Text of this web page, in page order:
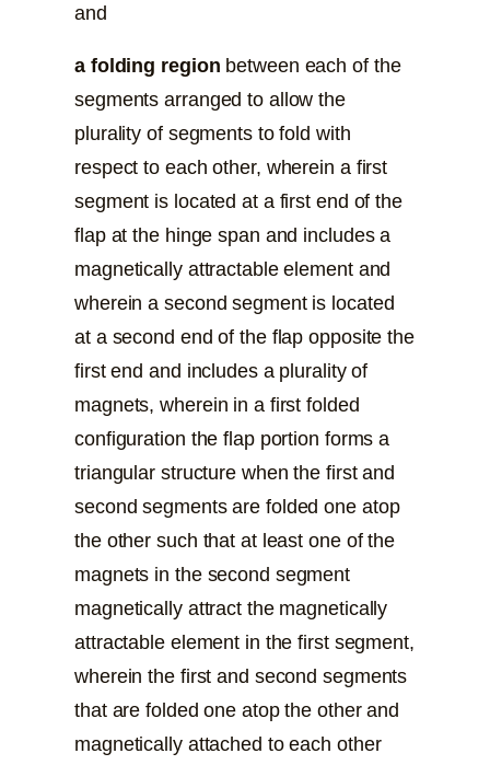
and
a folding region between each of the
segments arranged to allow the
plurality of segments to fold with
respect to each other, wherein a first
segment is located at a first end of the
flap at the hinge span and includes a
magnetically attractable element and
wherein a second segment is located
at a second end of the flap opposite the
first end and includes a plurality of
magnets, wherein in a first folded
configuration the flap portion forms a
triangular structure when the first and
second segments are folded one atop
the other such that at least one of the
magnets in the second segment
magnetically attract the magnetically
attractable element in the first segment,
wherein the first and second segments
that are folded one atop the other and
magnetically attached to each other